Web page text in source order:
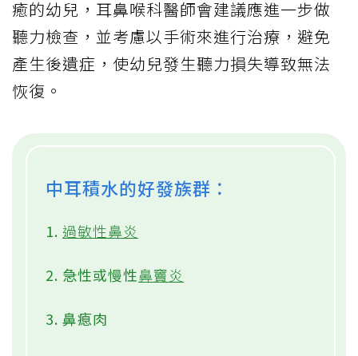
癒的幼兒，耳鼻喉科醫師會建議應進一步做
聽力檢查，並考慮以手術來進行治療，避免
產生後遺症，使幼兒發生聽力損失導致無法
恢復。
中耳積水的好發族群：
1. 過敏性鼻炎
2. 急性或慢性鼻竇炎
3. 鼻瘜肉